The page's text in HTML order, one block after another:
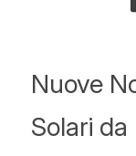
Nuove
Solari